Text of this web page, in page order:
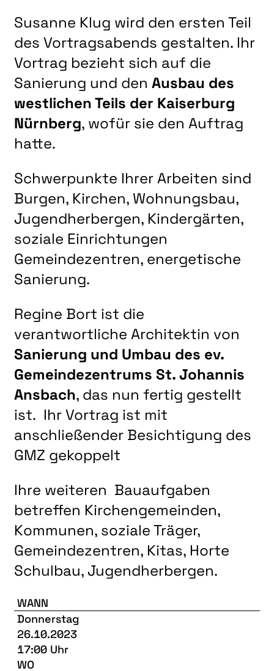
BEWERBUNG
UNSERE MITGLIEDER
UNSERE KÜNSTLER*INNEN
VERANSTALTUNGEN UNSERER MITGLIEDER
BEFREUNDETE KUNSTVEREINE
Susanne Klug wird den ersten Teil
des Vortragsabends gestalten. Ihr
Vortrag bezieht sich auf die
Sanierung und den Ausbau des
westlichen Teils der Kaiserburg
Nürnberg, wofür sie den Auftrag
hatte.
Schwerpunkte Ihrer Arbeiten sind
Burgen, Kirchen, Wohnungsbau,
Jugendherbergen, Kindergärten,
soziale Einrichtungen
Gemeindezentren, energetische
Sanierung.
Regine Bort ist die
verantwortliche Architektin von
Sanierung und Umbau des ev.
Gemeindezentrums St. Johannis
Ansbach, das nun fertig gestellt
ist. Ihr Vortrag ist mit
anschließender Besichtigung des
GMZ gekoppelt
Ihre weiteren Bauaufgaben
betreffen Kirchengemeinden,
Kommunen, soziale Träger,
Gemeindezentren, Kitas, Horte
Schulbau, Jugendherbergen.
WANN
Donnerstag
26.10.2023
17:00 Uhr
WO